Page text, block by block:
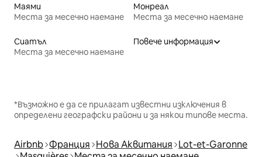
Маями
Места за месечно наемане
Монреал
Места за месечно наемане
Сиатъл
Места за месечно наемане
Повече информация
*Възможно е да се прилагат известни изключения в
определени географски райони и за някои типове места.
Airbnb Франция Нова Аквитания Lot-et-Garonne